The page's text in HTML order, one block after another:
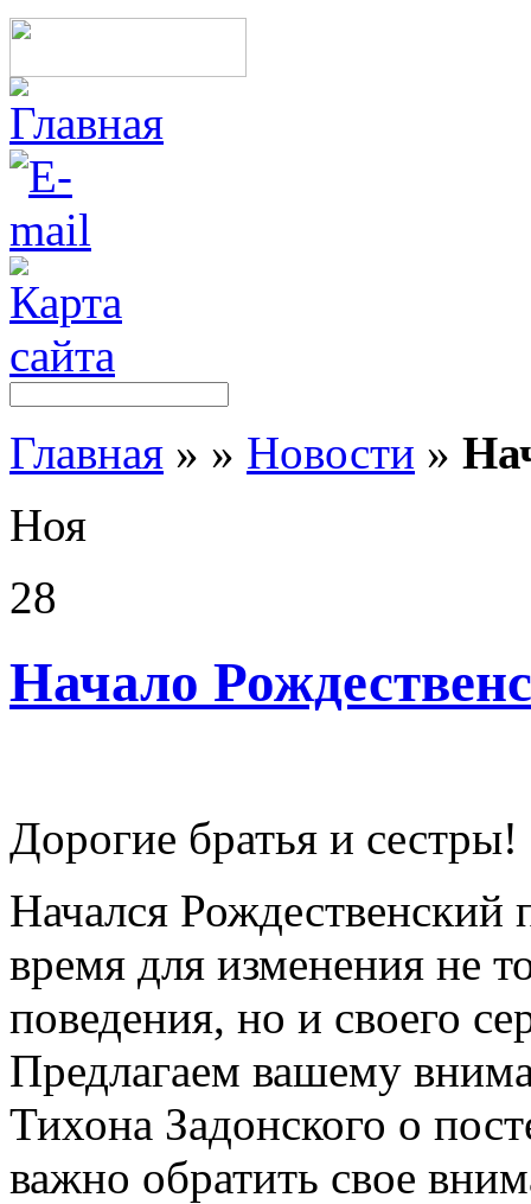
Главная » » Новости »
Ноя
28
Начало
Дорогие братья и сестры!
Начался Рождественский
время для изменения не
поведения, но и своего
Предлагаем вашему
Тихона Задонского о
важно обратить свое